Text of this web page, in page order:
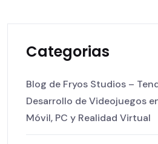
Categorias
Blog de Fryos Studios –
Desarrollo de Videojuegos
Móvil, PC y Realidad Virtual